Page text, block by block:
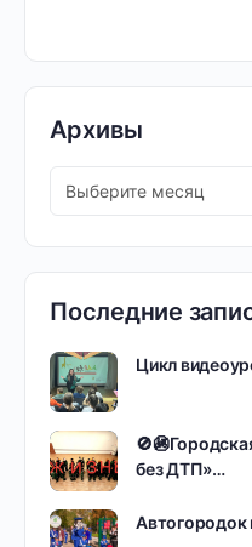
Архивы
Последние
Цикл
без ДТП»…
Автогородок